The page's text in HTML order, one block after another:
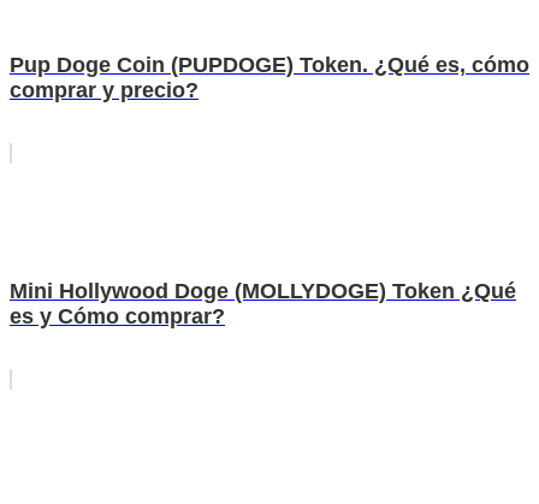
Pup Doge Coin (PUPDOGE) Token. ¿Qué es, cómo
comprar y precio?
Mini Hollywood Doge (MOLLYDOGE) Token ¿Qué
es y Cómo comprar?